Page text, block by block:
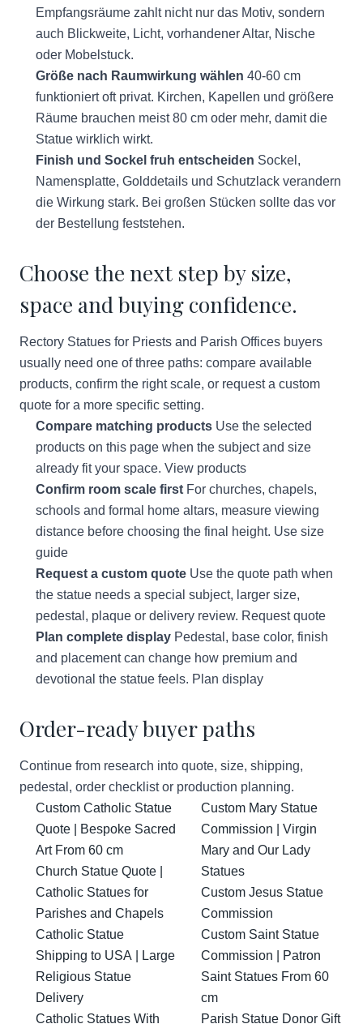
Empfangsräume zahlt nicht nur das Motiv, sondern
auch Blickweite, Licht, vorhandener Altar, Nische
oder Mobelstuck.
Größe nach Raumwirkung wählen 40-60 cm
funktioniert oft privat. Kirchen, Kapellen und größere
Räume brauchen meist 80 cm oder mehr, damit die
Statue wirklich wirkt.
Finish und Sockel fruh entscheiden Sockel,
Namensplatte, Golddetails und Schutzlack verandern
die Wirkung stark. Bei großen Stücken sollte das vor
der Bestellung feststehen.
Choose the next step by size,
space and buying confidence.
Rectory Statues for Priests and Parish Offices buyers
usually need one of three paths: compare available
products, confirm the right scale, or request a custom
quote for a more specific setting.
Compare matching products Use the selected
products on this page when the subject and size
already fit your space. View products
Confirm room scale first For churches, chapels,
schools and formal home altars, measure viewing
distance before choosing the final height. Use size
guide
Request a custom quote Use the quote path when
the statue needs a special subject, larger size,
pedestal, plaque or delivery review. Request quote
Plan complete display Pedestal, base color, finish
and placement can change how premium and
devotional the statue feels. Plan display
Order-ready buyer paths
Continue from research into quote, size, shipping,
pedestal, order checklist or production planning.
Custom Catholic Statue
Quote | Bespoke Sacred
Art From 60 cm
Church Statue Quote |
Catholic Statues for
Parishes and Chapels
Catholic Statue
Shipping to USA | Large
Religious Statue
Delivery
Catholic Statues With
Custom Mary Statue
Commission | Virgin
Mary and Our Lady
Statues
Custom Jesus Statue
Commission
Custom Saint Statue
Commission | Patron
Saint Statues From 60
cm
Parish Statue Donor Gift